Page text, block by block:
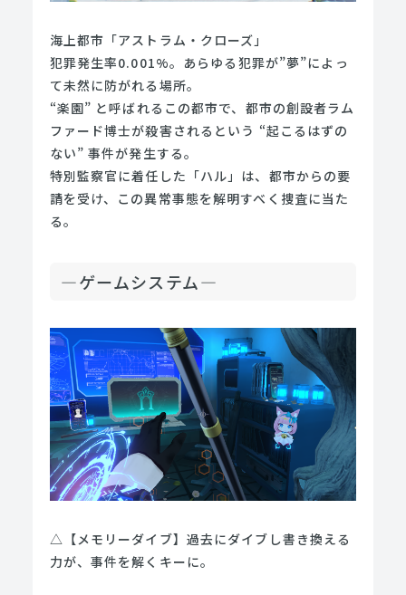
海上都市「アストラム・クローズ」
犯罪発生率0.001%。あらゆる犯罪が”夢”によっ
て未然に防がれる場所。
“楽園” と呼ばれるこの都市で、都市の創設者ラム
ファード博士が殺害されるという “起こるはずの
ない” 事件が発生する。
特別監察官に着任した「ハル」は、都市からの要
請を受け、この異常事態を解明すべく捜査に当た
る。
—ゲームシステム—
△【メモリーダイブ】過去にダイブし書き換える
力が、事件を解くキーに。